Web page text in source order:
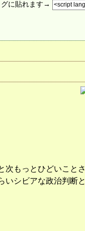
に貼れます→
もっとひどいこと
シビアな政治判断